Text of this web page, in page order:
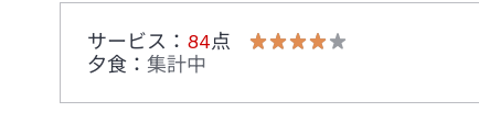
サービス ： 84点
夕食 ： 集計中